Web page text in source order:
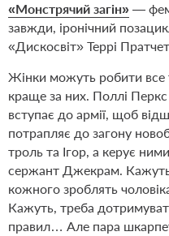
«Монстрячий загін» —
зав­жди, іронічний
«Дискосвіт» Террі
Жінки можуть робити все
краще за них. Поллі
вступає до армії, щоб
потрапляє до загону
троль та Ігор, а керує
сержант Джекрам.
кожного зроблять
Кажуть, треба
правил… Але пара